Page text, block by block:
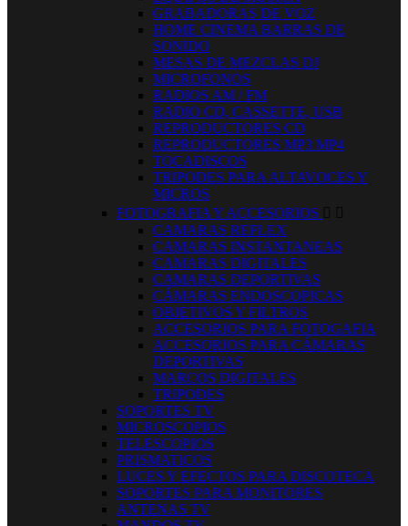
GRABADORAS DE VOZ
HOME CINEMA BARRAS DE
SONIDO
MESAS DE MEZCLAS DJ
MICROFONOS
RADIOS AM / FM
RADIO CD, CASSETTE, USB
REPRODUCTORES CD
REPRODUCTORES MP3 MP4
TOCADISCOS
TRIPODES PARA ALTAVOCES Y
MICROS
FOTOGRAFIA Y ACCESORIOS  
CAMARAS REFLEX
CAMARAS INSTANTANEAS
CAMARAS DIGITALES
CAMARAS DEPORTIVAS
CÁMARAS ENDOSCOPICAS
OBJETIVOS Y FILTROS
ACCESORIOS PARA FOTOGAFIA
ACCESORIOS PARA CÁMARAS
DEPORTIVAS
MARCOS DIGITALES
TRIPODES
SOPORTES TV
MICROSCOPIOS
TELESCOPIOS
PRISMATICOS
LUCES Y EFECTOS PARA DISCOTECA
SOPORTES PARA MONITORES
ANTENAS TV